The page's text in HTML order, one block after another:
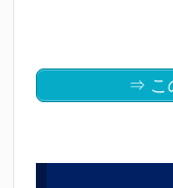
⇒ こ